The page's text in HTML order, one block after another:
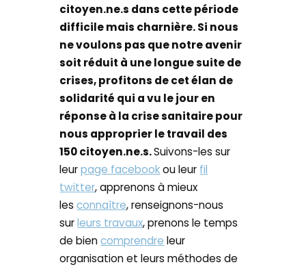
citoyen.ne.s dans cette période
difficile mais charnière. Si nous
ne voulons pas que notre avenir
soit réduit à une longue suite de
crises, profitons de cet élan de
solidarité qui a vu le jour en
réponse à la crise sanitaire pour
nous approprier le travail des
150 citoyen.ne.s.Suivons-les sur
leurpage facebookou leur fil
twitter, apprenons à mieux
lesconnaître, renseignons-nous
surleurs travaux, prenons le temps
de biencomprendre leur
organisation et leurs méthodes de